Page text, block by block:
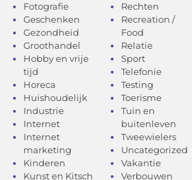
Fotografie
Geschenken
Gezondheid
Groothandel
Hobby en vrije
tijd
Horeca
Huishoudelijk
Industrie
Internet
Internet
marketing
Kinderen
Kunst en Kitsch
Rechten
Recreation /
Food
Relatie
Sport
Telefonie
Testing
Toerisme
Tuin en
buitenleven
Tweewielers
Uncategorized
Vakantie
Verbouwen